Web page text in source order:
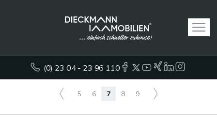
(0) 23 04 - 23 96 110
5 6 7 8 9